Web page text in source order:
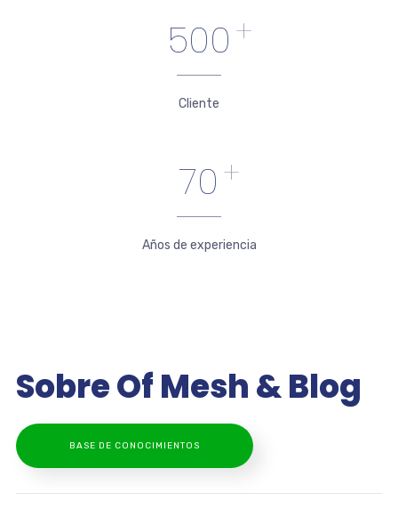
500 +
Cliente
70 +
Años de experiencia
Sobre Of Mesh & Blog
BASE DE CONOCIMIENTOS